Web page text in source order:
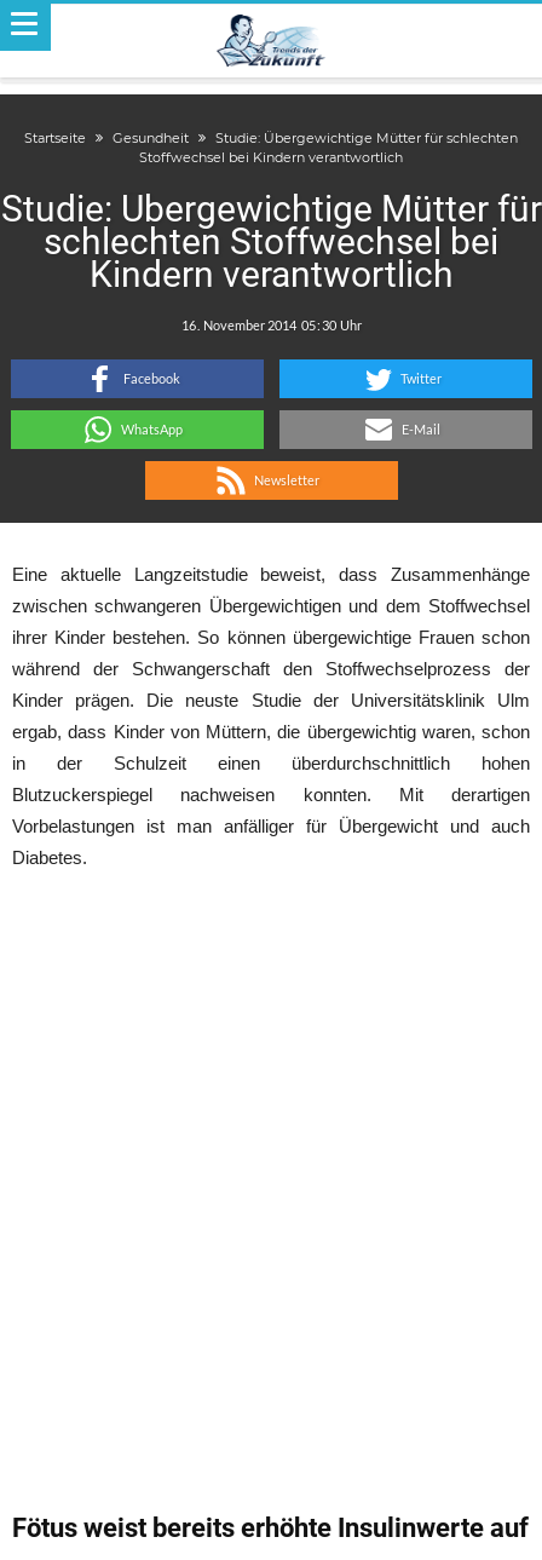
Startseite Gesundheit
Studie: Übergewichtige Mütter für schlechten
Stoffwechsel bei Kindern verantwortlich
Studie: Übergewichtige Mütter für
schlechten Stoffwechsel bei
Kindern verantwortlich
:
Facebook Twitter
WhatsApp E-Mail
Newsletter
Eine aktuelle Langzeitstudie beweist, dass Zusammenhänge
zwischen schwangeren Übergewichtigen und dem Stoffwechsel
ihrer Kinder bestehen. So können übergewichtige Frauen schon
während der Schwangerschaft den Stoffwechselprozess der
Kinder prägen. Die neuste Studie der Universitätsklinik Ulm
ergab, dass Kinder von Müttern, die übergewichtig waren, schon
in der Schulzeit einen überdurchschnittlich hohen
Blutzuckerspiegel nachweisen konnten. Mit derartigen
Vorbelastungen ist man anfälliger für Übergewicht und auch
Diabetes.
Fötus weist bereits erhöhte Insulinwerte auf